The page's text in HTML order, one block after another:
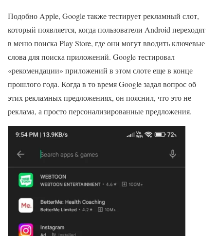
Подобно Apple, Google также тестирует рекламный слот,
который появляется, когда пользователи Android переходят
в меню поиска Play Store, где они могут вводить ключевые
слова для поиска приложений. Google тестировал
«рекомендации» приложений в этом слоте еще в конце
прошлого года. Когда в то время Google задал вопрос об
этих рекламных предложениях, он пояснил, что это не
реклама, а просто персонализированные предложения.